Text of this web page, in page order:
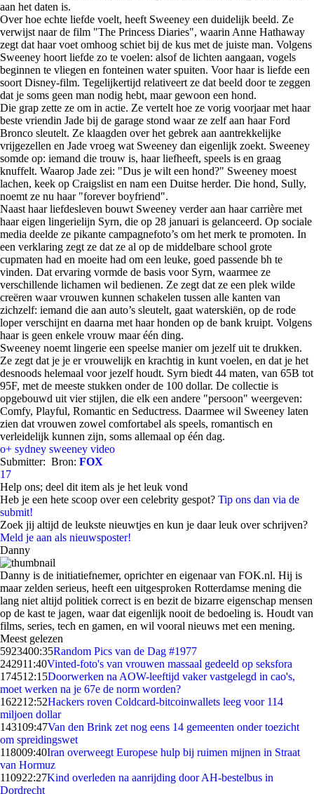
aan het daten is.
Over hoe echte liefde voelt, heeft Sweeney een duidelijk beeld. Ze
verwijst naar de film "The Princess Diaries", waarin Anne Hathaway
zegt dat haar voet omhoog schiet bij de kus met de juiste man. Volgens
Sweeney hoort liefde zo te voelen: alsof de lichten aangaan, vogels
beginnen te vliegen en fonteinen water spuiten. Voor haar is liefde een
soort Disney-film. Tegelijkertijd relativeert ze dat beeld door te zeggen
dat je soms geen man nodig hebt, maar gewoon een hond.
Die grap zette ze om in actie. Ze vertelt hoe ze vorig voorjaar met haar
beste vriendin Jade bij de garage stond waar ze zelf aan haar Ford
Bronco sleutelt. Ze klaagden over het gebrek aan aantrekkelijke
vrijgezellen en Jade vroeg wat Sweeney dan eigenlijk zoekt. Sweeney
somde op: iemand die trouw is, haar liefheeft, speels is en graag
knuffelt. Waarop Jade zei: "Dus je wilt een hond?" Sweeney moest
lachen, keek op Craigslist en nam een Duitse herder. Die hond, Sully,
noemt ze nu haar "forever boyfriend".
Naast haar liefdesleven bouwt Sweeney verder aan haar carrière met
haar eigen lingerielijn Syrn, die op 28 januari is gelanceerd. Op sociale
media deelde ze pikante campagnefoto’s om het merk te promoten. In
een verklaring zegt ze dat ze al op de middelbare school grote
cupmaten had en moeite had om een leuke, goed passende bh te
vinden. Dat ervaring vormde de basis voor Syrn, waarmee ze
verschillende lichamen wil bedienen. Ze zegt dat ze een plek wilde
creëren waar vrouwen kunnen schakelen tussen alle kanten van
zichzelf: iemand die aan auto’s sleutelt, gaat waterskiën, op de rode
loper verschijnt en daarna met haar honden op de bank kruipt. Volgens
haar is geen enkele vrouw maar één ding.
Sweeney noemt lingerie een speelse manier om jezelf uit te drukken.
Ze zegt dat je je er vrouwelijk en krachtig in kunt voelen, en dat je het
desnoods helemaal voor jezelf houdt. Syrn biedt 44 maten, van 65B tot
95F, met de meeste stukken onder de 100 dollar. De collectie is
opgebouwd uit vier stijlen, die elk een andere "persoon" weergeven:
Comfy, Playful, Romantic en Seductress. Daarmee wil Sweeney laten
zien dat vrouwen zowel comfortabel als speels, romantisch en
verleidelijk kunnen zijn, soms allemaal op één dag.
o+ sydney sweeney video
Submitter: Bron: FOX
17
Help ons; deel dit item als je het leuk vond
Heb je een hete scoop over een celebrity gespot? Tip ons dan via de
submit!
Zoek jij altijd de leukste nieuwtjes en kun je daar leuk over schrijven?
Meld je aan als nieuwsposter!
Danny
Danny is de initiatiefnemer, oprichter en eigenaar van FOK.nl. Hij is
maar zelden serieus, heeft een uitgesproken Rotterdamse mening die
lang niet altijd politiek correct is en bezit de bizarre eigenschap mensen
op de kast te jagen, waar dat eigenlijk nooit de bedoeling is. Houdt van
films, series, tech en gamen, en wil vooral nieuws met een mening.
Meest gelezen
5923400:35Random Pics van de Dag #1977
242911:40Vinted-foto's van vrouwen massaal gedeeld op seksfora
174512:15Doorwerken na AOW-leeftijd vaker vastgelegd in cao's,
moet werken na je 67e de norm worden?
162212:52Hackers roven Coldcard-bitcoinwallets leeg voor 114
miljoen dollar
143109:47Van den Brink zet nog eens 14 gemeenten onder toezicht
om spreidingswet
118009:40Iran overweegt Europese hulp bij ruimen mijnen in Straat
van Hormuz
110922:27Kind overleden na aanrijding door AH-bestelbus in
Dordrecht